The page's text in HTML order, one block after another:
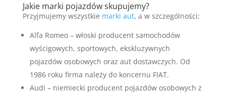
Jakie marki pojazdów skupujemy?
Przyjmujemy wszystkie marki aut, a w szczególności:
Alfa Romeo – włoski producent samochodów
wyścigowych, sportowych, ekskluzywnych
pojazdów osobowych oraz aut dostawczych. Od
1986 roku firma należy do koncernu FIAT.
Audi – niemiecki producent pojazdów osobowych z